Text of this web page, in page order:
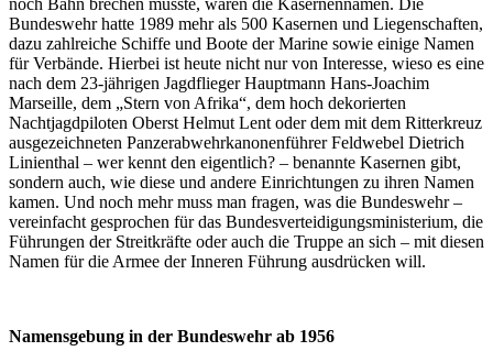
Bundeswehr hatte 1989 mehr als 500 Kasernen und Liegenschaften,
dazu zahlreiche Schiffe und Boote der Marine sowie einige Namen
für Verbände. Hierbei ist heute nicht nur von Interesse, wieso es eine
nach dem 23-jährigen Jagdflieger Hauptmann Hans-Joachim
Marseille, dem „Stern von Afrika“, dem hoch dekorierten
Nachtjagdpiloten Oberst Helmut Lent oder dem mit dem Ritterkreuz
ausgezeichneten Panzerabwehrkanonenführer Feldwebel Dietrich
Linienthal – wer kennt den eigentlich? – benannte Kasernen gibt,
sondern auch, wie diese und andere Einrichtungen zu ihren Namen
kamen. Und noch mehr muss man fragen, was die Bundeswehr –
vereinfacht gesprochen für das Bundesverteidigungsministerium, die
Führungen der Streitkräfte oder auch die Truppe an sich – mit diesen
Namen für die Armee der Inneren Führung ausdrücken will.
Namensgebung in der Bundeswehr ab 1956